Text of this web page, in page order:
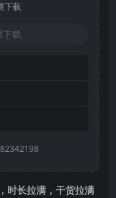
下载
下载
时长拉满，干货拉满